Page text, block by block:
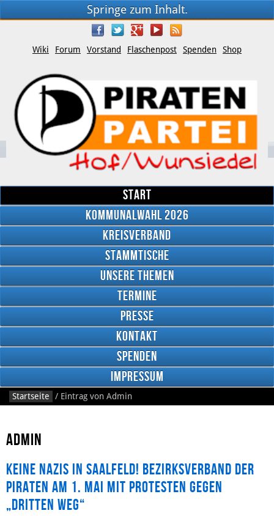
Springe zum Inhalt.
Twitter
Google
Plus
YouTube
Wiki Forum Vorstand Flaschenpost Spenden Shop
Start
Kommunalwahl 2026
Kreisverband
Stammtische
Unsere Themen
Termine
Presse
Kontakt
Spenden
Impressum
Startseite / Eintrag von Admin
Admin
Keine Nazis in Saalfeld! Bezirksverband der
PIRATEN am 1. Mai mit Protesten gegen
„Dritten Weg“